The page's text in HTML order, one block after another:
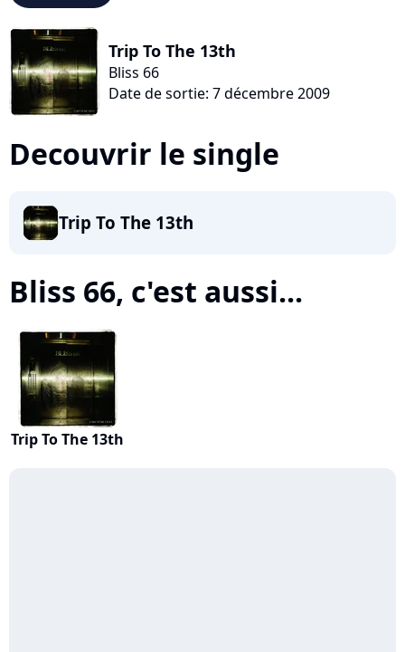
Trip To The 13th
Bliss 66
Date de sortie: 7 décembre 2009
Decouvrir le single
Trip To The 13th
Bliss 66, c'est aussi...
Trip To The 13th